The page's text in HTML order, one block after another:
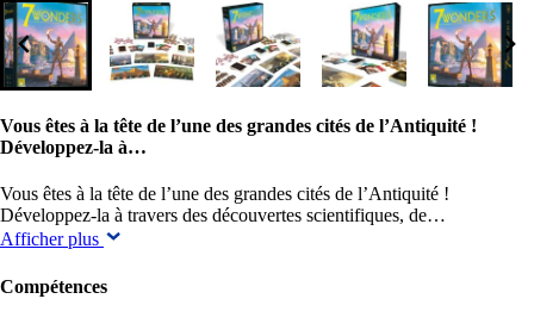
Vous êtes à la tête de l’une des grandes cités de l’Antiquité !
Développez-la à…
Vous êtes à la tête de l’une des grandes cités de l’Antiquité !
Développez-la à travers des découvertes scientifiques, de…
Afficher plus
Compétences